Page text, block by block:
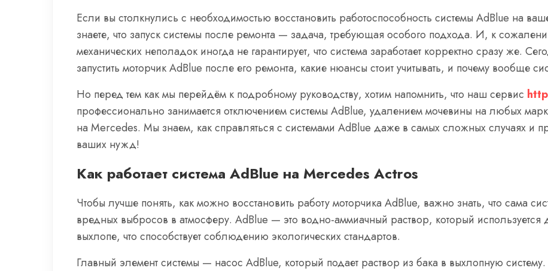
Если вы столкнулись с необходимостью восстановить работоспособность системы AdBlue на
знаете, что запуск системы после ремонта — задача, требующая особого подхода. И, к
механических неполадок иногда не гарантирует, что система заработает корректно сразу же.
запустить моторчик AdBlue после его ремонта, какие нюансы стоит учитывать, и почему вообще
Но перед тем как мы перейдём к подробному руководству, хотим напомнить, что наш сервис
профессионально занимается отключением системы AdBlue, удалением мочевины на любых
на Mercedes. Мы знаем, как справляться с системами AdBlue даже в самых сложных случаях и
ваших нужд!
Как работает система AdBlue на Mercedes Actros
Чтобы лучше понять, как можно восстановить работу моторчика AdBlue, важно знать, что сама
вредных выбросов в атмосферу. AdBlue — это водно-аммиачный раствор, который используется
выхлопе, что способствует соблюдению экологических стандартов.
Главный элемент системы — насос AdBlue, который подает раствор из бака в выхлопную